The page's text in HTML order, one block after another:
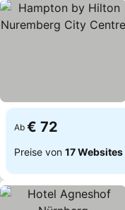
Ab € 72
Preise von 17 Websites